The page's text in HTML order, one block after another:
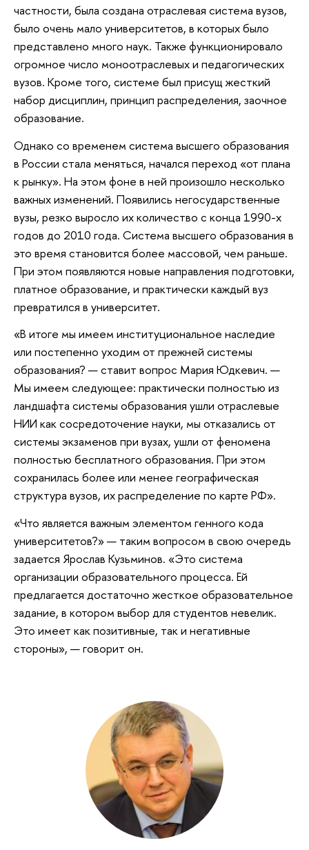
частности, была создана отраслевая система вузов,
было очень мало университетов, в которых было
представлено много наук. Также функционировало
огромное число моноотраслевых и педагогических
вузов. Кроме того, системе был присущ жесткий
набор дисциплин, принцип распределения, заочное
образование.
Однако со временем система высшего образования
в России стала меняться, начался переход «от плана
к рынку». На этом фоне в ней произошло несколько
важных изменений. Появились негосударственные
вузы, резко выросло их количество с конца 1990-х
годов до 2010 года. Система высшего образования в
это время становится более массовой, чем раньше.
При этом появляются новые направления подготовки,
платное образование, и практически каждый вуз
превратился в университет.
«В итоге мы имеем институциональное наследие
или постепенно уходим от прежней системы
образования? — ставит вопрос Мария Юдкевич. —
Мы имеем следующее: практически полностью из
ландшафта системы образования ушли отраслевые
НИИ как сосредоточение науки, мы отказались от
системы экзаменов при вузах, ушли от феномена
полностью бесплатного образования. При этом
сохранилась более или менее географическая
структура вузов, их распределение по карте РФ».
«Что является важным элементом генного кода
университетов?» — таким вопросом в свою очередь
задается Ярослав Кузьминов. «Это система
организации образовательного процесса. Ей
предлагается достаточно жесткое образовательное
задание, в котором выбор для студентов невелик.
Это имеет как позитивные, так и негативные
стороны», — говорит он.